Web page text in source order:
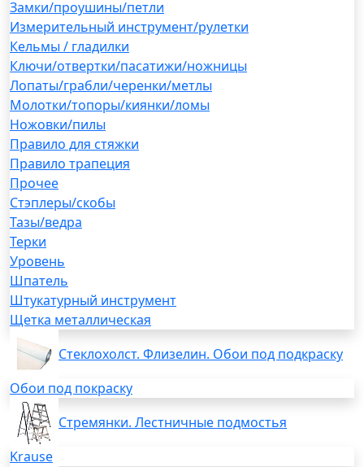
Замки/проушины/петли
Измерительный инструмент/рулетки
Кельмы / гладилки
Ключи/отвертки/пасатижи/ножницы
Лопаты/грабли/черенки/метлы
Молотки/топоры/киянки/ломы
Ножовки/пилы
Правило для стяжки
Правило трапеция
Прочее
Стэплеры/скобы
Тазы/ведра
Терки
Уровень
Шпатель
Штукатурный инструмент
Щетка металлическая
Стеклохолст. Флизелин. Обои под подкраску
Обои под покраску
Стремянки. Лестничные подмостья
Krause